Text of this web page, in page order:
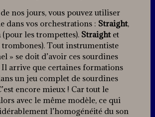
nos jours, vous pouvez utiliser
dans vos orchestrations : Straight,
(pour les trompettes). Straightet
Tout instrumentiste
» se doit d’avoir ces sourdines
Il arrive que certaines formations
un jeu complet de sourdines
encore mieux ! Car tout le
avec le même modèle, ce qui
l’homogénéité du son